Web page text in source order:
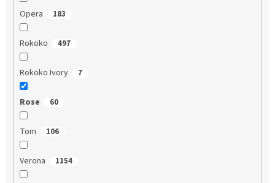
Opera 183
Rokoko 497
Rokoko Ivory 7
Rose 60
Tom 106
Verona 1154